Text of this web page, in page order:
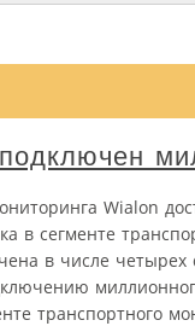
Wialon
в сегменте
в числе
транспортного